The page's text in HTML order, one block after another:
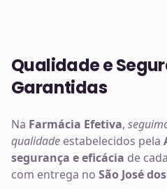
Qualidade e
Garantidas
Na Farmácia Efetiva,
qualidade estabelecidos pela
segurança e eficácia de
com entrega no São José